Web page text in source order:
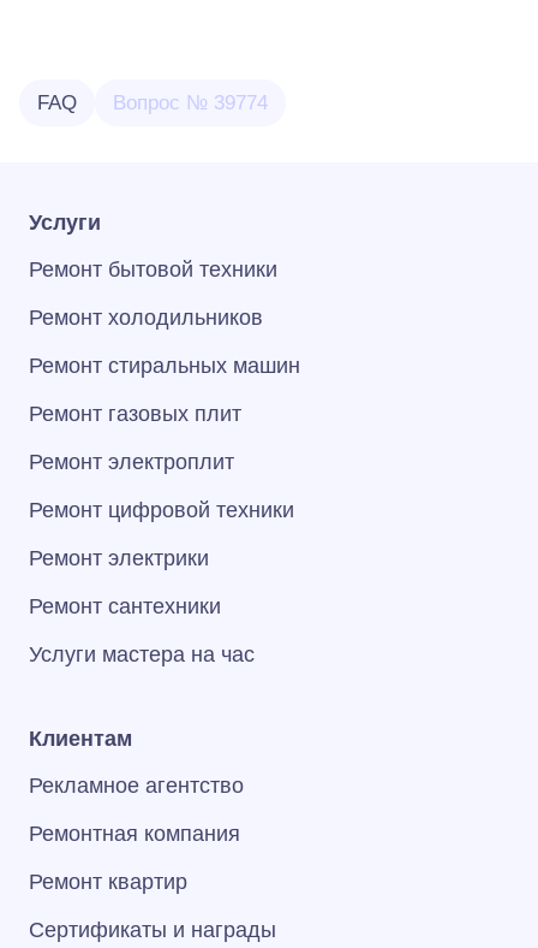
FAQ Вопрос № 39774
Услуги
Ремонт бытовой техники
Ремонт холодильников
Ремонт стиральных машин
Ремонт газовых плит
Ремонт электроплит
Ремонт цифровой техники
Ремонт электрики
Ремонт сантехники
Услуги мастера на час
Клиентам
Рекламное агентство
Ремонтная компания
Ремонт квартир
Сертификаты и награды